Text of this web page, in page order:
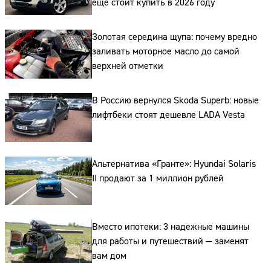
ещё стоит купить в 2026 году
Золотая середина щупа: почему вредно
заливать моторное масло до самой
верхней отметки
В Россию вернулся Skoda Superb: новые
лифтбеки стоят дешевле LADA Vesta
Альтернатива «Гранте»: Hyundai Solaris
II продают за 1 миллион рублей
Вместо ипотеки: 3 надежные машины
для работы и путешествий — заменят
вам дом
Сайт:
Адрес: